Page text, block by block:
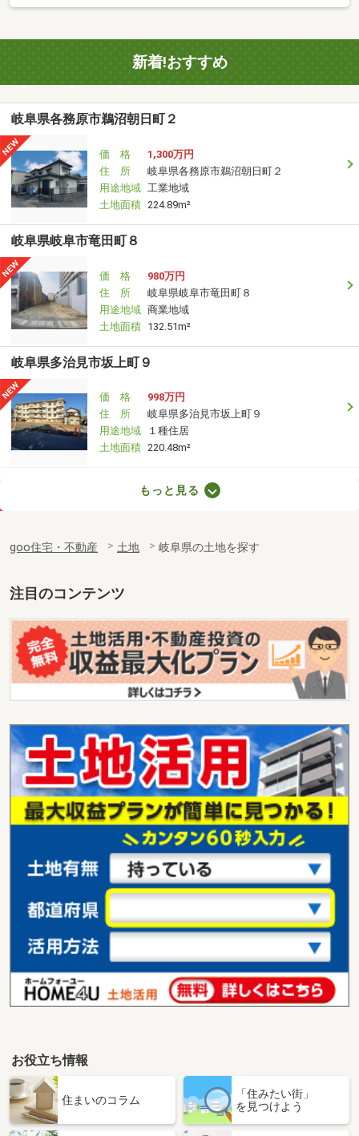
新着!おすすめ
岐阜県各務原市鵜沼朝日町２
価 格
1,300万円
住 所
岐阜県各務原市鵜沼朝日町２
用途地域 工業地域
土地面積 224.89m²
岐阜県岐阜市竜田町８
価 格
980万円
住 所
岐阜県岐阜市竜田町８
用途地域 商業地域
土地面積 132.51m²
岐阜県多治見市坂上町９
価 格
998万円
住 所
岐阜県多治見市坂上町９
用途地域
１種住居
土地面積 220.48m²
用途地域
２種中高
岐阜県岐阜市長良竜東町３
価 格
1,490万円
住 所
岐阜県岐阜市長良竜東町３
用途地域 １種低層
土地面積 286m²
岐阜県岐阜市大菅北
価 格
1,590万円
住 所
岐阜県岐阜市大菅北
用途地域 １種住居
土地面積 166.49m²
岐阜県本巣郡北方町曲路３
価 格
880万円
住 所
岐阜県本巣郡北方町曲路３
用途地域 近隣商業
土地面積 199.97m²
岐阜県瑞穂市別府
価 格
580万円
岐阜県岐阜市竜田町８丁目
価 格
980万円
もっと見る
goo住宅・不動産 土地 岐阜県の土地を探す
注目のコンテンツ
お役立ち情報
住まいのコラム
「住みたい街」
を見つけよう